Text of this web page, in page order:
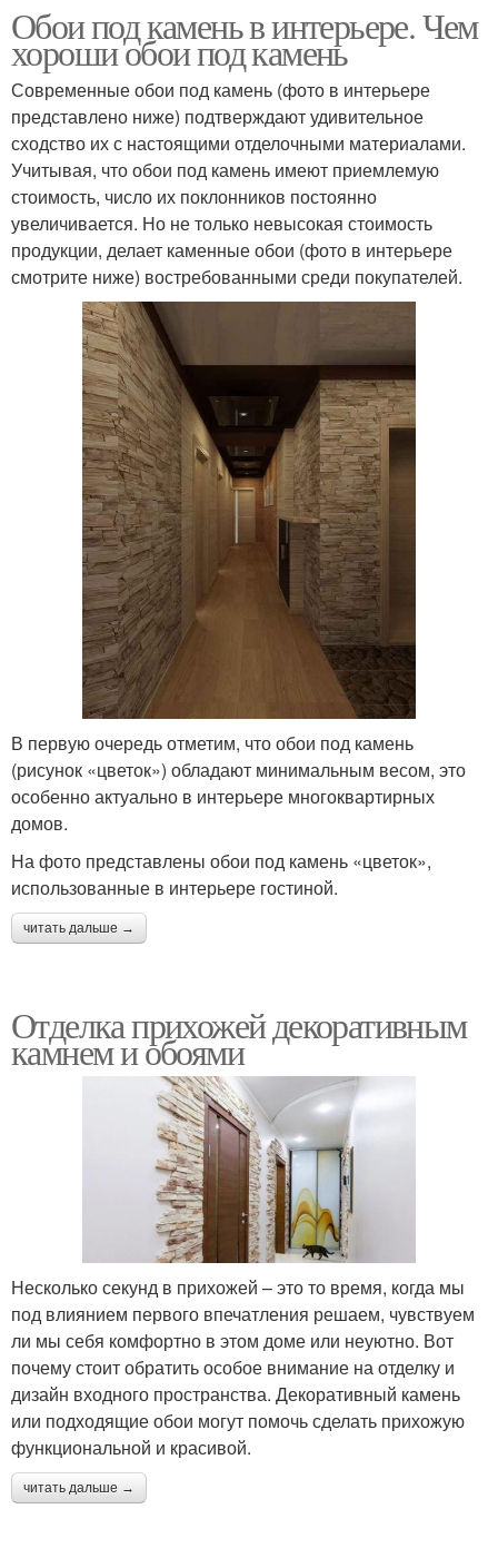
Обои под камень в интерьере. Чем
хороши обои под камень
Современные обои под камень (фото в интерьере
представлено ниже) подтверждают удивительное
сходство их с настоящими отделочными материалами.
Учитывая, что обои под камень имеют приемлемую
стоимость, число их поклонников постоянно
увеличивается. Но не только невысокая стоимость
продукции, делает каменные обои (фото в интерьере
смотрите ниже) востребованными среди покупателей.
В первую очередь отметим, что обои под камень
(рисунок «цветок») обладают минимальным весом, это
особенно актуально в интерьере многоквартирных
домов.
На фото представлены обои под камень «цветок»,
использованные в интерьере гостиной.
читать дальше →
Отделка прихожей декоративным
камнем и обоями
Несколько секунд в прихожей – это то время, когда мы
под влиянием первого впечатления решаем, чувствуем
ли мы себя комфортно в этом доме или неуютно. Вот
почему стоит обратить особое внимание на отделку и
дизайн входного пространства. Декоративный камень
или подходящие обои могут помочь сделать прихожую
функциональной и красивой.
читать дальше →